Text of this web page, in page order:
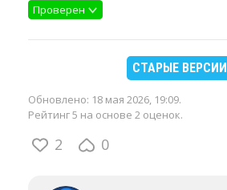
Проверен
СТАРЫЕ ВЕРСИИ
Обновлено: 18 мая 2026, 19:09.
Рейтинг 5 на основе 2 оценок.
2 0